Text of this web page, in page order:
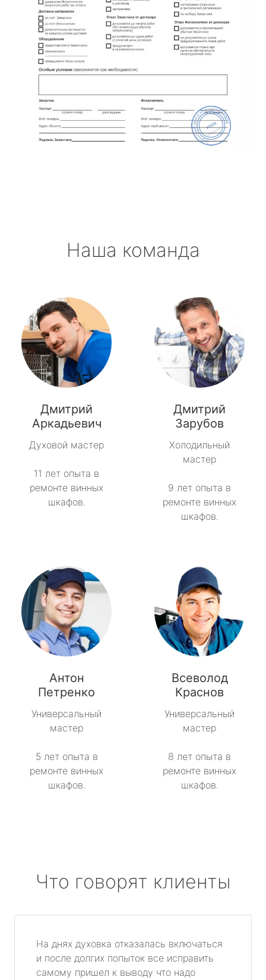
Наша команда
Дмитрий
Аркадьевич
Духовой мастер
11 лет опыта в
ремонте винных
шкафов.
Дмитрий
Зарубов
Холодильный
мастер
9 лет опыта в
ремонте винных
шкафов.
Антон
Петренко
Универсальный
мастер
5 лет опыта в
ремонте винных
шкафов.
Всеволод
Краснов
Универсальный
мастер
8 лет опыта в
ремонте винных
шкафов.
Что говорят клиенты
На днях духовка отказалась включаться
и после долгих попыток все исправить
самому пришел к выводу что надо